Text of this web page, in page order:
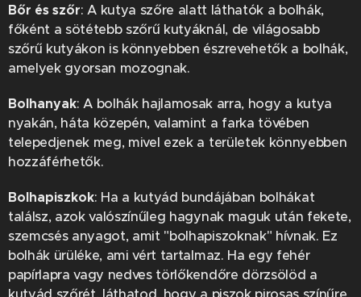
Bőr és szőr: A kutya szőre alatt láthatók a bolhák,
főként a sötétebb szőrű kutyáknál, de világosabb
szőrű kutyákon is könnyebben észrevehetők a bolhák,
amelyek gyorsan mozognak.
Bolhanyak: A bolhák hajlamosak arra, hogy a kutya
nyakán, háta közepén, valamint a farka tövében
telepedjenek meg, mivel ezek a területek könnyebben
hozzáférhetők.
Bolhapiszkok: Ha a kutyád bundájában bolhákat
találsz, azok valószínűleg hagynak maguk után fekete,
szemcsés anyagot, amit "bolhapiszoknak" hívnak. Ez
bolhák ürüléke, ami vért tartalmaz. Ha egy fehér
papírlapra vagy nedves törlőkendőre dörzsölöd a